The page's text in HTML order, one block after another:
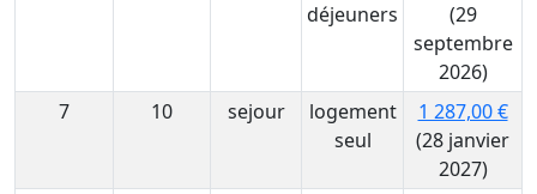
déjeuners
(29
septembre
2026)
7
10 sejour
logement
seul
1 287,00 €
(28 janvier
2027)